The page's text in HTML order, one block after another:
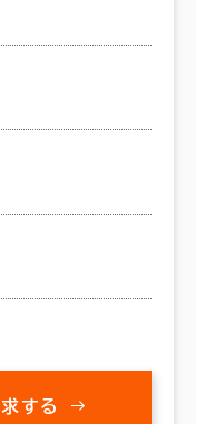
する